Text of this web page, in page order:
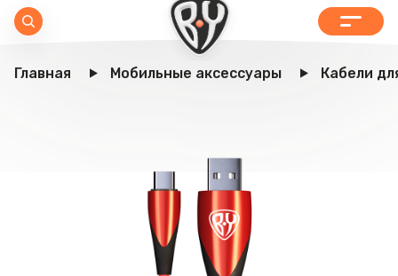
Главная Мобильные аксессуары Кабели